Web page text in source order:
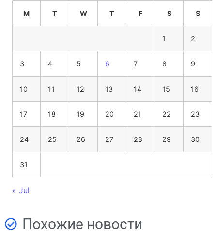
M T W T F S S
1 2
3 4 5 6 7 8 9
10 11 12 13 14 15 16
17 18 19 20 21 22 23
24 25 26 27 28 29 30
31
« Jul
Похожие новости